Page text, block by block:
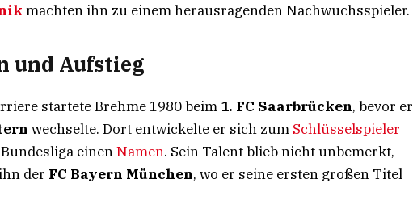
machten ihn zu einem herausragenden Nachwuchsspieler.
und Aufstieg
startete Brehme 1980 beim 1. FC Saarbrücken, bevor er
wechselte. Dort entwickelte er sich zum Schlüsselspieler
einenNamen. Sein Talent blieb nicht unbemerkt,
ihn der FC Bayern München, wo er seine ersten großen Titel